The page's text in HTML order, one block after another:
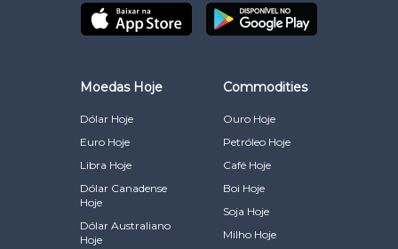
Moedas Hoje
Dólar Hoje
Euro Hoje
Libra Hoje
Dólar Canadense
Hoje
Dólar Australiano
Hoje
Commodities
Ouro Hoje
Petróleo Hoje
Café Hoje
Boi Hoje
Soja Hoje
Milho Hoje